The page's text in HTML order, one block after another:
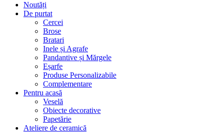
Noutăți
De purtat
Cercei
Brose
Bratari
Inele și Agrafe
Pandantive și Mărgele
Eșarfe
Produse Personalizabile
Complementare
Pentru acasă
Veselă
Obiecte decorative
Papetărie
Ateliere de ceramică